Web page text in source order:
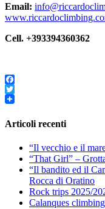
Email:
Cell. +393394360362
Facebook
Twitter
Articoli recenti
“Il vecchio e il
“That Girl” –
“Il bandito ed il
Rocca di Oratino
Rock trips 2025/
Calanques